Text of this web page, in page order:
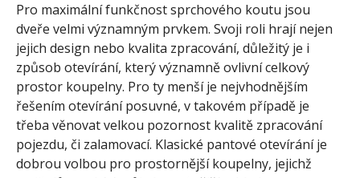
Pro maximální funkčnost sprchového koutu jsou
dveře velmi významným prvkem. Svoji roli hrají nejen
jejich design nebo kvalita zpracování, důležitý je i
způsob otevírání, který významně ovlivní celkový
prostor koupelny. Pro ty menší je nejvhodnějším
řešením otevírání posuvné, v takovém případě je
třeba věnovat velkou pozornost kvalitě zpracování
pojezdu, či zalamovací. Klasické pantové otevírání je
dobrou volbou pro prostornější koupelny, jejichž